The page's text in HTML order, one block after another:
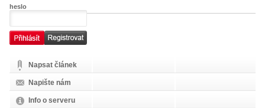
heslo
Napsat článek
Napište nám
Info o serveru